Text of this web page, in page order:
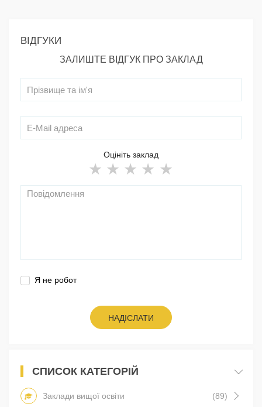
ВІДГУКИ
ЗАЛИШТЕ ВІДГУК ПРО ЗАКЛАД
Оцініть заклад
Я не робот
НАДІСЛАТИ
СПИСОК КАТЕГОРІЙ
Заклади вищої освіти (89)